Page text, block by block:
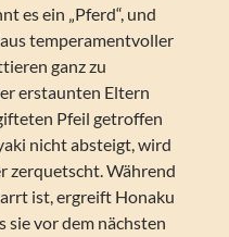
es ein „Pferd“, und
temperamentvoller
ganz zu
erstaunten Eltern
Pfeil getroffen
nicht absteigt, wird
zerquetscht. Während
ist, ergreift Honaku
sie vor dem nächsten